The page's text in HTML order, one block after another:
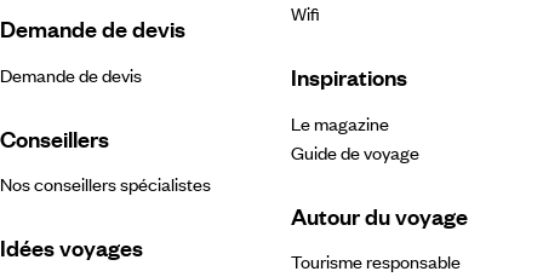
Demande de devis
Demande de devis
Conseillers
Nos conseillers spécialistes
Idées voyages
Wifi
Inspirations
Le magazine
Guide de voyage
Autour du voyage
Tourisme responsable